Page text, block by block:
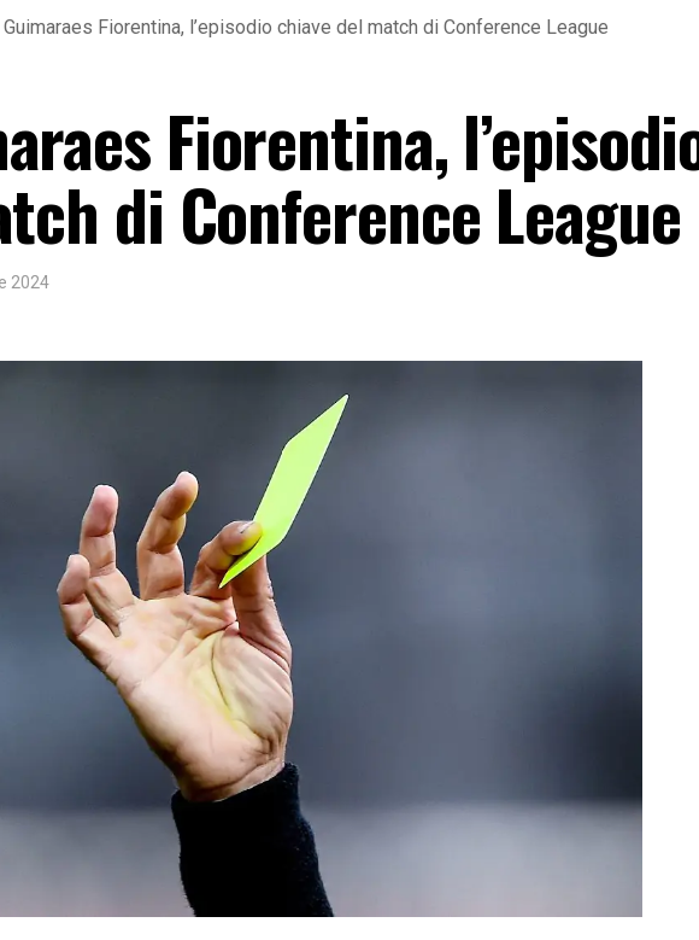
Fiorentina, l’episodio chiave del match di Conference League
Fiorentina,
di Conference League
2024